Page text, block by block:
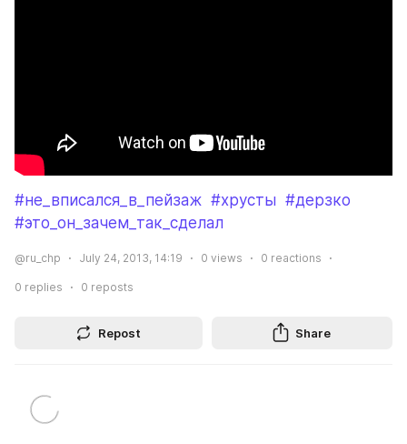
#не_вписался_в_пейзаж #хрусты #дерзко
#это_он_зачем_так_сделал
@ru_chp July 24, 2013, 14:19 0 views 0 reactions
0 replies 0 reposts
Repost Share